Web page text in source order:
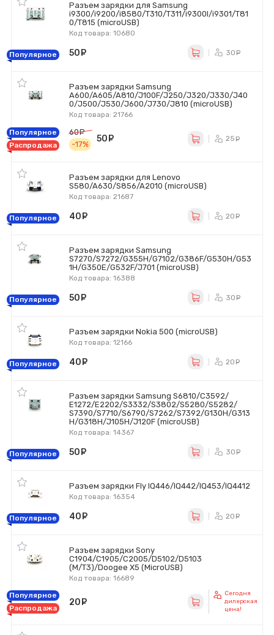
Разъем зарядки для Samsung
i9300/i9200/i8580/T310/T311/i9300I/i9301/T81
0/T815 (microUSB)
Код товара: 10680
Популярное 50 30
Разъем зарядки Samsung
A600/A605/A810/J100F/J250/J320/J330/J40
0/J500/J530/J600/J730/J810 (microUSB)
Код товара: 21766
Популярное
Распродажа
60
руб.
-17%
50 25
Разъем зарядки для Lenovo
S580/A630/S856/A2010 (microUSB)
Код товара: 21687
Популярное 40 20
Разъем зарядки Samsung
S7270/S7272/G355H/G7102/G386F/G530H/G53
1H/G350E/G532F/J701 (microUSB)
Код товара: 16388
Популярное 50 30
Разъем зарядки Nokia 500 (microUSB)
Код товара: 12166
Популярное 40 20
Разъем зарядки Samsung S6810/C3592/
E1272/E2202/S3332/S3802/S5280/S5282/
S7390/S7710/S6790/S7262/S7392/G130H/G313
H/G318H/J105H/J120F (microUSB)
Код товара: 14367
Популярное 50 30
Разъем зарядки Fly IQ446/IQ442/IQ453/IQ4412
Код товара: 16354
Популярное 40 20
Разъем зарядки Sony
C1904/C1905/C2005/D5102/D5103
(M/T3)/Doogee X5 (MicroUSB)
Код товара: 16689
Популярное
Распродажа
20
Сегодня
дилерская
цена!